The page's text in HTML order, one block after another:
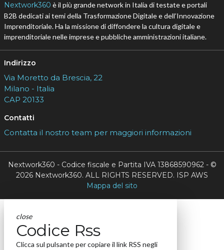
Nextwork360 è il più grande network in Italia di testate e portali
B2B dedicati ai temi della Trasformazione Digitale e dell’Innovazione
Imprenditoriale. Ha la missione di diffondere la cultura digitale e
imprenditoriale nelle imprese e pubbliche amministrazioni italiane.
Indirizzo
Via Moretto da Brescia, 22
Milano - Italia
CAP 20133
Contatti
Contatta il nostro team per maggiori informazioni
Nextwork360 - Codice fiscale e Partita IVA 13868590962 - ©
2026 Nextwork360. ALL RIGHTS RESERVED. ISP AWS
Mappa del sito
close
Codice Rss
Clicca sul pulsante per copiare il link RSS negli